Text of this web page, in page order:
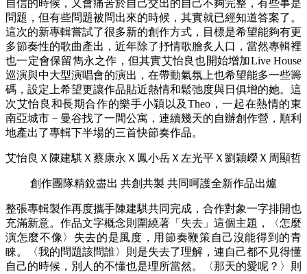
自信的時候，又會痛苦於自己交出的自己不夠完整，有些事是
問題，但有些問題被問出來的時候，其實就已經知道答案了。
這次的新專輯嘗試了很多新的創作方式，目標是希望能夠有更
多節奏性的歌曲產出，近年除了抒情歌膾炙人口，當然專輯裡
也一定會保留雋永之作，但其實艾怡良也開始增加Live House
巡演與中大型演唱會的演出，在帶動氣氛上也希望能多一些籌
碼，設定上希望更讓作品貼近熱情和鬆弛度與日俱增的她。這
次艾怡良和長期合作的樂手小穎以及Theo，一起在熱情的東
南亞城市－曼谷找了一間公寓，連續幾天的自辦創作營，順利
地產出了專輯下半場的三首快節奏作品。
艾怡良Ｘ陳建騏Ｘ蔡康永Ｘ鳳小岳Ｘ左光平Ｘ劉穎嶸Ｘ周顯哲
創作團隊精銳盡出 共創共製 共同呵護全新作品出爐
整張專輯製作再度攜手陳建騏共同完成，合作對象一字排開也
充滿新意。作品文字概念則圍繞著「失去」這個主題，〈怎麼
演怎麼不像〉失去的是風度，用節奏鞭策自己沒能得到的青
睞。〈我的問題該問誰〉則是失去了理解，連自己都不見得懂
自己的時候，別人的不懂也是理所當然。〈那天的愛呢？〉則